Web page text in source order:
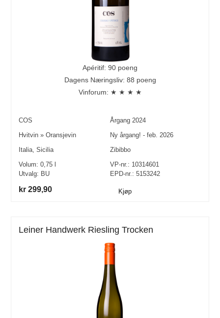
Apéritif: 90 poeng
Dagens Næringsliv: 88 poeng
Vinforum: ★ ★ ★ ★
COS Årgang 2024
Hvitvin »Oransjevin
Ny årgang! - feb. 2026
Italia,Sicilia
Zibibbo
Volum:0,75
Utvalg: BU
VP-nr.: 10314601
EPD-nr.: 5153242
kr 299,90 Kjøp
Leiner Handwerk Riesling Trocken